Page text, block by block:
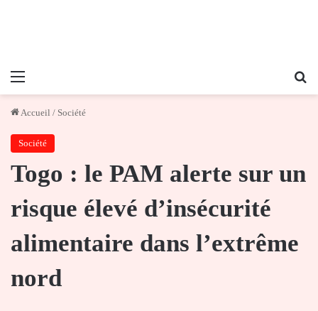
Menu
Accueil / Société
Société
Togo : le PAM alerte sur un
risque élevé d’insécurité
alimentaire dans l’extrême
nord